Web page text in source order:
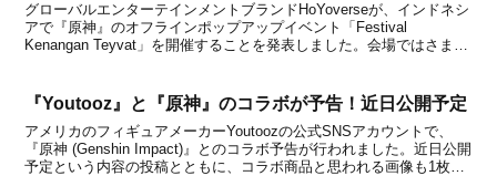
グローバルエンターテインメントブランドHoYoverseが、インドネシ
アで『原神』のオフラインポップアップイベント「Festival
Kenangan Teyvat」を開催することを発表しました。会場ではさまざ
『Youtooz』と『原神』のコラボが予告！近日公開予定
アメリカのフィギュアメーカーYoutoozの公式SNSアカウントで、
『原神 (Genshin Impact)』とのコラボ予告が行われました。近日公開
予定という内容の投稿とともに、コラボ商品と思われる画像も1枚掲